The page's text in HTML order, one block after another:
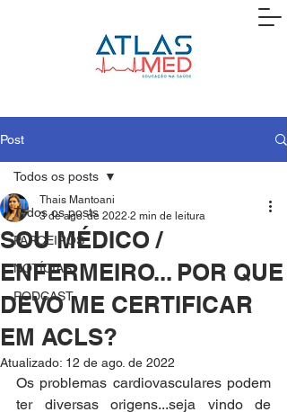
Post
Todos os posts
PARCEIROS
NOTÍCIAS
PODCAST
Todos os posts
SOU MÉDICO /
ENFERMEIRO... POR QUE
DEVO ME CERTIFICAR
EM ACLS?
Thais Mantoani
3 de ago. de 2022 2 min de leitura
Atualizado: 12 de ago. de 2022
Os problemas cardiovasculares podem
ter diversas origens...seja vindo de